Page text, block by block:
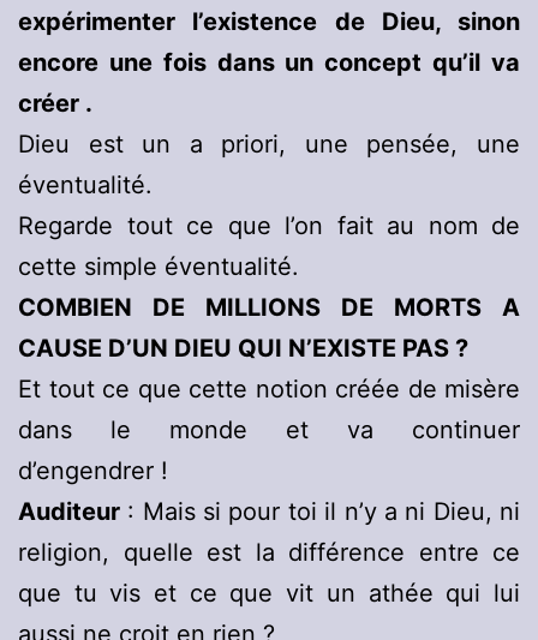
expérimenter l’existence de Dieu, sinon
encore une fois dans un concept qu’il va
créer .
Dieu est un a priori, une pensée, une
éventualité.
Regarde tout ce que l’on fait au nom de
cette simple éventualité.
COMBIEN DE MILLIONS DE MORTS A
CAUSE D’UN DIEU QUI N’EXISTE PAS ?
Et tout ce que cette notion créée de misère
dans le monde et va continuer
d’engendrer !
Auditeur : Mais si pour toi il n’y a ni Dieu, ni
religion, quelle est la différence entre ce
que tu vis et ce que vit un athée qui lui
aussi ne croit en rien ?